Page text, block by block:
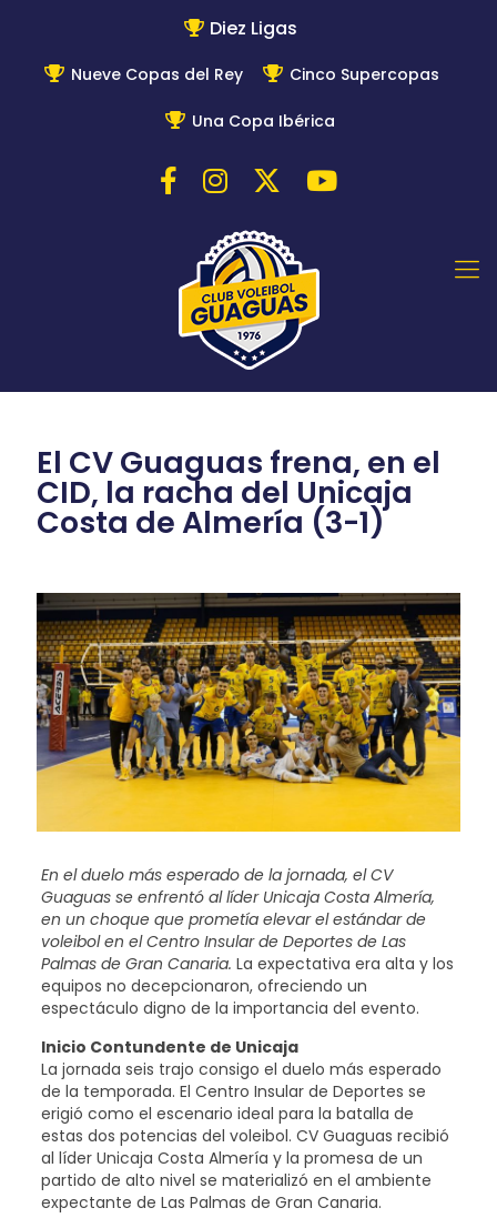
Diez Ligas
Nueve Copas del Rey Cinco Supercopas
Una Copa Ibérica
El CV Guaguas frena, en el
CID, la racha del Unicaja
Costa de Almería (3-1)
En el duelo más esperado de la jornada, el CV
Guaguas se enfrentó al líder Unicaja Costa Almería,
en un choque que prometía elevar el estándar de
voleibol en el Centro Insular de Deportes de Las
Palmas de Gran Canaria. La expectativa era alta y los
equipos no decepcionaron, ofreciendo un
espectáculo digno de la importancia del evento.
Inicio Contundente de Unicaja
La jornada seis trajo consigo el duelo más esperado
de la temporada. El Centro Insular de Deportes se
erigió como el escenario ideal para la batalla de
estas dos potencias del voleibol. CV Guaguas recibió
al líder Unicaja Costa Almería y la promesa de un
partido de alto nivel se materializó en el ambiente
expectante de Las Palmas de Gran Canaria.